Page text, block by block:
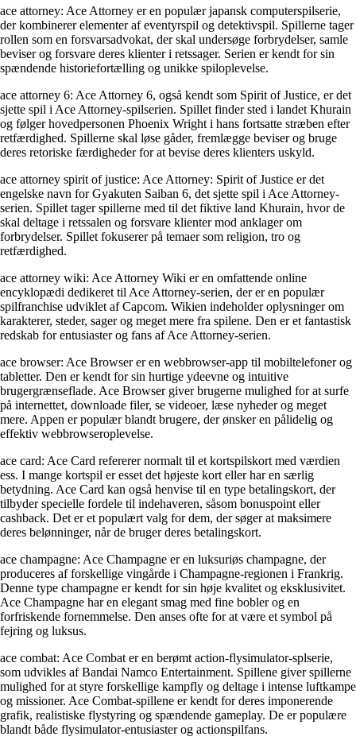
ace attorney: Ace Attorney er en populær japansk computerspilserie,
der kombinerer elementer af eventyrspil og detektivspil. Spillerne tager
rollen som en forsvarsadvokat, der skal undersøge forbrydelser, samle
beviser og forsvare deres klienter i retssager. Serien er kendt for sin
spændende historiefortælling og unikke spiloplevelse.
ace attorney 6: Ace Attorney 6, også kendt som Spirit of Justice, er det
sjette spil i Ace Attorney-spilserien. Spillet finder sted i landet Khurain
og følger hovedpersonen Phoenix Wright i hans fortsatte stræben efter
retfærdighed. Spillerne skal løse gåder, fremlægge beviser og bruge
deres retoriske færdigheder for at bevise deres klienters uskyld.
ace attorney spirit of justice: Ace Attorney: Spirit of Justice er det
engelske navn for Gyakuten Saiban 6, det sjette spil i Ace Attorney-
serien. Spillet tager spillerne med til det fiktive land Khurain, hvor de
skal deltage i retssalen og forsvare klienter mod anklager om
forbrydelser. Spillet fokuserer på temaer som religion, tro og
retfærdighed.
ace attorney wiki: Ace Attorney Wiki er en omfattende online
encyklopædi dedikeret til Ace Attorney-serien, der er en populær
spilfranchise udviklet af Capcom. Wikien indeholder oplysninger om
karakterer, steder, sager og meget mere fra spilene. Den er et fantastisk
redskab for entusiaster og fans af Ace Attorney-serien.
ace browser: Ace Browser er en webbrowser-app til mobiltelefoner og
tabletter. Den er kendt for sin hurtige ydeevne og intuitive
brugergrænseflade. Ace Browser giver brugerne mulighed for at surfe
på internettet, downloade filer, se videoer, læse nyheder og meget
mere. Appen er populær blandt brugere, der ønsker en pålidelig og
effektiv webbrowseroplevelse.
ace card: Ace Card refererer normalt til et kortspilskort med værdien
ess. I mange kortspil er esset det højeste kort eller har en særlig
betydning. Ace Card kan også henvise til en type betalingskort, der
tilbyder specielle fordele til indehaveren, såsom bonuspoint eller
cashback. Det er et populært valg for dem, der søger at maksimere
deres belønninger, når de bruger deres betalingskort.
ace champagne: Ace Champagne er en luksuriøs champagne, der
produceres af forskellige vingårde i Champagne-regionen i Frankrig.
Denne type champagne er kendt for sin høje kvalitet og eksklusivitet.
Ace Champagne har en elegant smag med fine bobler og en
forfriskende fornemmelse. Den anses ofte for at være et symbol på
fejring og luksus.
ace combat: Ace Combat er en berømt action-flysimulator-splserie,
som udvikles af Bandai Namco Entertainment. Spillene giver spillerne
mulighed for at styre forskellige kampfly og deltage i intense luftkampe
og missioner. Ace Combat-spillene er kendt for deres imponerende
grafik, realistiske flystyring og spændende gameplay. De er populære
blandt både flysimulator-entusiaster og actionspilfans.